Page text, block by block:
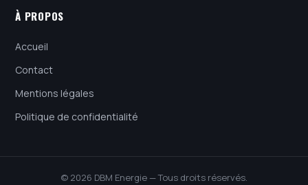
À PROPOS
Accueil
Contact
Mentions légales
Politique de confidentialité
© 2026 DBM Energie — Tous droits réservés.